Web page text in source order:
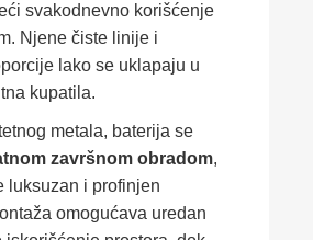
svakodnevno korišćenje
Njene čiste linije i
lako se uklapaju u
kupatila.
metala, baterija se
završnom obradom,
luksuzan i profinjen
omogućava uredan